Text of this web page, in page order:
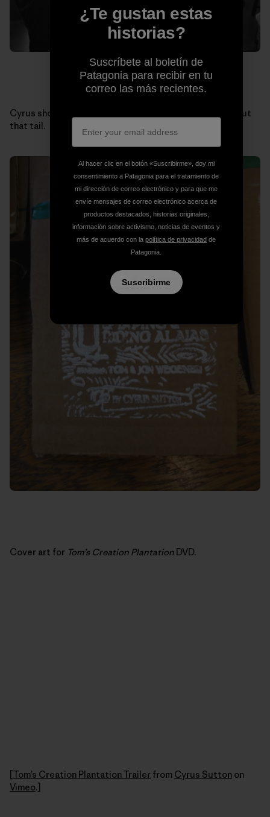
Cyrus shows off one of his own alaia creations. Check out
that tail.
Cover art for Tom’s Creation Plantation DVD.
[Tom’s Creation Plantation Trailer from Cyrus Sutton on
Vimeo.]
¿Te gustan estas
historias?
Suscríbete al boletín de
Patagonia para recibir en tu
correo las más recientes.
Al hacer clic en el botón «Suscribirme», doy mi
consentimiento a Patagonia para el tratamiento de
mi dirección de correo electrónico y para que me
envíe mensajes de correo electrónico acerca de
productos destacados, historias originales,
información sobre activismo, noticias de eventos y
más de acuerdo con la política de privacidad de
Patagonia.
Suscribirme